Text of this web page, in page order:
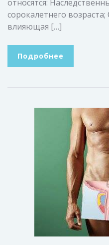
относятся:
сорокалетнего
влияющая […]
Подробнее